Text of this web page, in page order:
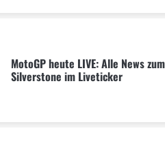
MotoGP heute LIVE: Alle News
Silverstone im Liveticker